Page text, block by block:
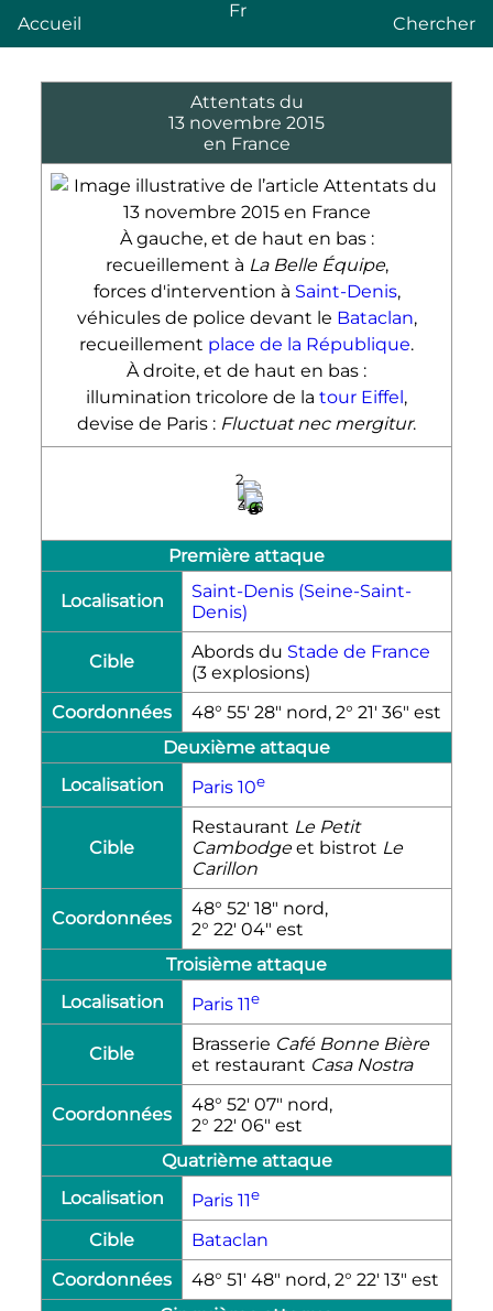
Accueil
Fr
Chercher
Attentats du
13 novembre 2015
en France
À gauche, et de haut en bas :
recueillement à La Belle Équipe,
forces d'intervention à Saint-Denis,
véhicules de police devant le Bataclan,
recueillement place de la République.
À droite, et de haut en bas :
illumination tricolore de la tour Eiffel,
devise de Paris : Fluctuat nec mergitur.
1
2
3
4 5
6
Première attaque
Localisation
Saint-Denis (Seine-Saint-
Denis)
Cible Abords du Stade de France
(3 explosions)
Coordonnées
48° 55′ 28″ nord, 2° 21′ 36″ est
Deuxième attaque
Localisation
Paris 10e
Cible
Restaurant Le Petit
Cambodgeet bistrot Le
Carillon
Coordonnées
48° 52′ 18″ nord,
2° 22′ 04″ est
Troisième attaque
Localisation
Paris 11e
Cible Brasserie Café Bonne Bière
et restaurant Casa Nostra
Coordonnées
48° 52′ 07″ nord,
2° 22′ 06″ est
Quatrième attaque
Localisation
Paris 11e
Cible
Bataclan
Coordonnées
48° 51′ 48″ nord, 2° 22′ 13″ est